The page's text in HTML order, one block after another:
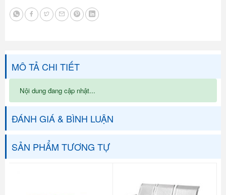
MÔ TẢ CHI TIẾT
Nội dung đang cập nhật...
ĐÁNH GIÁ & BÌNH LUẬN
SẢN PHẨM TƯƠNG TỰ